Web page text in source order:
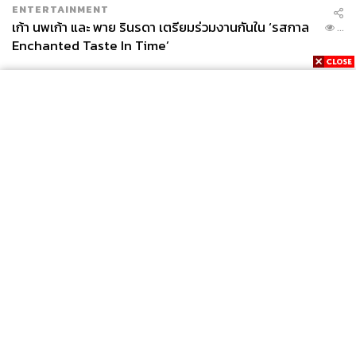
ENTERTAINMENT
เก้า นพเก้า และ พาย รินรดา เตรียมร่วมงานกันใน ‘รสกาล
Enchanted Taste In Time’
...